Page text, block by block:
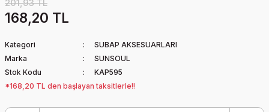
201,93 TL
168,20 TL
Kategori
SUBAP AKSESUARLARI
Marka
SUNSOUL
Stok Kodu
KAP595
*168,20 TL den başlayan taksitlerle!!